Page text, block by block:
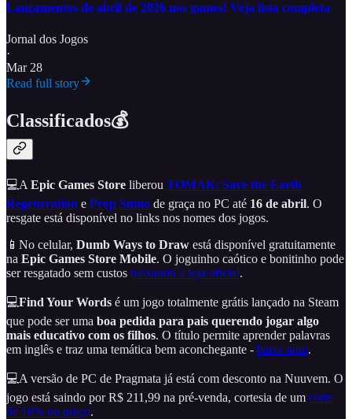
Lançamentos de abril de 2026 nos games! Veja lista completa
Jornal dos Jogos
·
Mar 28
Read full story
Classificados💰
💻A Epic Games Store liberou TOMAK: Save the Earth
Regeneration e Prop Sumo de graça no PC até 16 de abril. O
resgate está disponível no links nos nomes dos jogos.
📱No celular, Dumb Ways to Draw está disponível gratuitamente
na Epic Games Store Mobile. O joguinho caótico e bonitinho pode
ser resgatado sem custos baixando a loja oficial.
💻Find Your Words é um jogo totalmente grátis lançado na Steam
que pode ser uma boa pedida para pais querendo jogar algo
mais educativo com os filhos. O título permite aprender palavras
em inglês e traz uma temática bem aconchegante - baixe aqui.
💻A versão de PC de Pragmata já está com desconto na Nuuvem. O
jogo está saindo por R$ 211,99 na pré-venda, cortesia de um corte
de 18% no preço.